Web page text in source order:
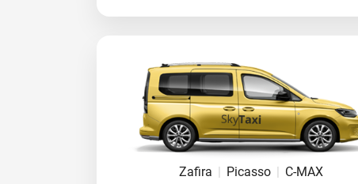
Zafira | Picasso | C-MAX